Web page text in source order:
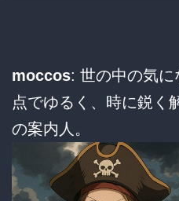
moccos: 世の中の気に
点でゆるく、時に鋭く
の案内人。